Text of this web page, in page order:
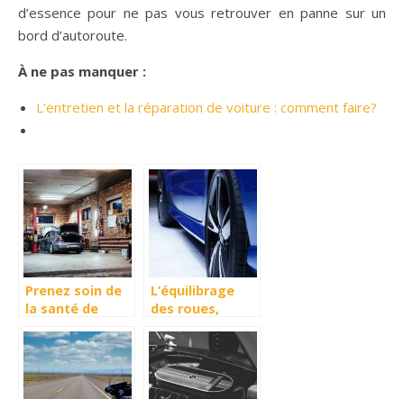
d’essence pour ne pas vous retrouver en panne sur un
bord d’autoroute.
À ne pas manquer :
L’entretien et la réparation de voiture : comment faire?
Prenez soin de
la santé de
L’équilibrage
des roues,
le véhicule.